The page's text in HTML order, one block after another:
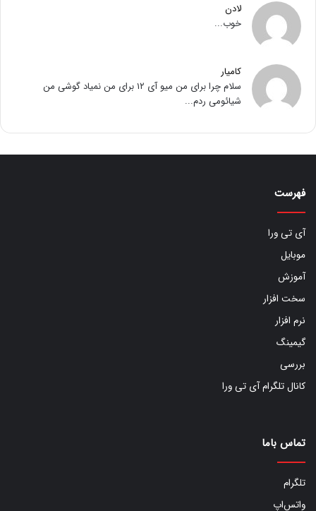
لادن
خوب...
کامیار
سلام چرا برای من میو آی ۱۲ برای من نمیاد گوشی من
شیائومی ردم...
فهرست
آی تی ورا
موبایل
آموزش
سخت افزار
نرم افزار
گیمینگ
بررسی
کانال تلگرام آی تی ورا
تماس باما
تلگرام
واتس‌اپ